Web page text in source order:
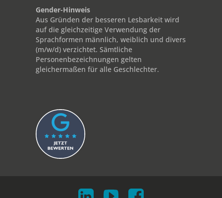
Gender-Hinweis
Aus Gründen der besseren Lesbarkeit wird
auf die gleichzeitige Verwendung der
Sprachformen männlich, weiblich und divers
(m/w/d) verzichtet. Sämtliche
Personenbezeichnungen gelten
gleichermaßen für alle Geschlechter.